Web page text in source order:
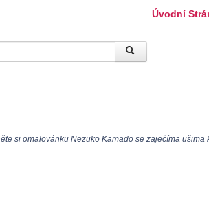
Úvodní
si omalovánku Nezuko Kamado se zaječíma ušima